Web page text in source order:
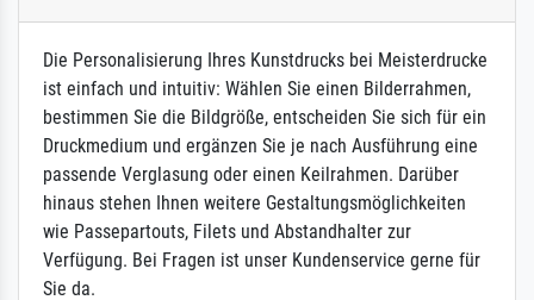
Die Personalisierung Ihres Kunstdrucks bei Meisterdrucke
ist einfach und intuitiv: Wählen Sie einen Bilderrahmen,
bestimmen Sie die Bildgröße, entscheiden Sie sich für ein
Druckmedium und ergänzen Sie je nach Ausführung eine
passende Verglasung oder einen Keilrahmen. Darüber
hinaus stehen Ihnen weitere Gestaltungsmöglichkeiten
wie Passepartouts, Filets und Abstandhalter zur
Verfügung. Bei Fragen ist unser Kundenservice gerne für
Sie da.